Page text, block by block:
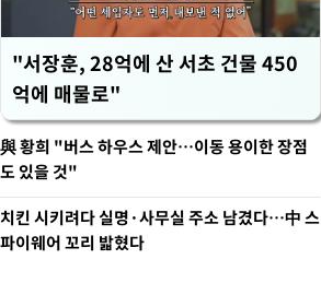
"서장훈, 28억에 산 서초 건물 450
억에 매물로"
與 황희 "버스 하우스 제안…이동 용이한 장점
도 있을 것"
치킨 시키려다 실명·사무실 주소 남겼다…中 스
파이웨어 꼬리 밟혔다